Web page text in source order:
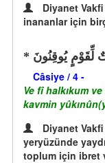
Diyanet
inananlar için
لِّقَوْمٍ يُوقِنُونَ
Câsiye / 4 -
Ve fî halkıkum
kavmin
Diyanet Vakfi
yeryüzünde
toplum için ibret